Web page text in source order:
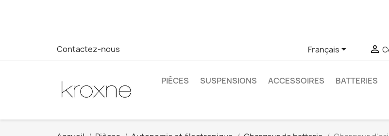
Contactez-nous Français 
PIÈCES SUSPENSIONS ACCESSOIRES BATTERIES